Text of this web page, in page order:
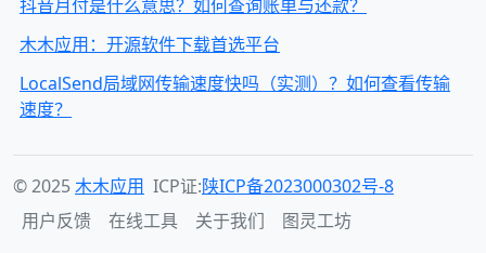
抖音月付是什么意思？如何查询账单与还款？
木木应用：开源软件下载首选平台
LocalSend局域网传输速度快吗（实测）？如何查看传输
速度？
© 2025木木应用 ICP证:陕ICP备2023000302号-8
用户反馈
在线工具 关于我们 图灵工坊